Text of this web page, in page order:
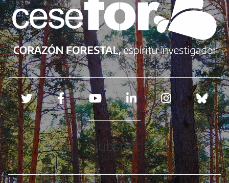
Redes sociales
Hubspot